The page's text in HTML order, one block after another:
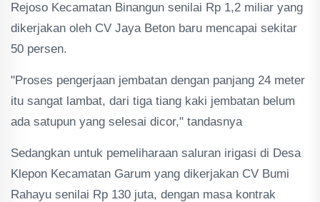
Rejoso Kecamatan Binangun senilai Rp 1,2 miliar yang
dikerjakan oleh CV Jaya Beton baru mencapai sekitar
50 persen.
"Proses pengerjaan jembatan dengan panjang 24 meter
itu sangat lambat, dari tiga tiang kaki jembatan belum
ada satupun yang selesai dicor," tandasnya
Sedangkan untuk pemeliharaan saluran irigasi di Desa
Klepon Kecamatan Garum yang dikerjakan CV Bumi
Rahayu senilai Rp 130 juta, dengan masa kontrak